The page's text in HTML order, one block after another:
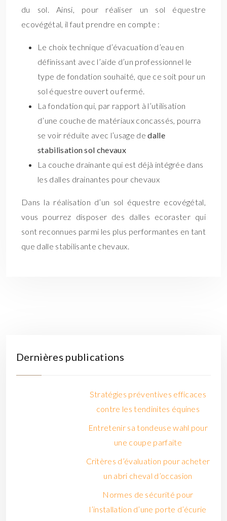
du sol. Ainsi, pour réaliser un sol équestre
ecovégétal, il faut prendre en compte :
Le choix technique d’évacuation d’eau en
définissant avec l’aide d’un professionnel le
type de fondation souhaité, que ce soit pour un
sol équestre ouvert ou fermé.
La fondation qui, par rapport à l’utilisation
d’une couche de matériaux concassés, pourra
se voir réduite avec l’usage dedalle
stabilisation sol chevaux
La couche drainante qui est déjà intégrée dans
les dalles drainantes pour chevaux
Dans la réalisation d’un sol équestre ecovégétal,
vous pourrez disposer des dalles ecoraster qui
sont reconnues parmi les plus performantes en tant
que dalle stabilisante chevaux.
Dernières publications
Stratégies préventives efficaces
contre les tendinites équines
Entretenir sa tondeuse wahl pour
une coupe parfaite
Critères d’évaluation pour acheter
un abri cheval d’occasion
Normes de sécurité pour
l’installation d’une porte d’écurie